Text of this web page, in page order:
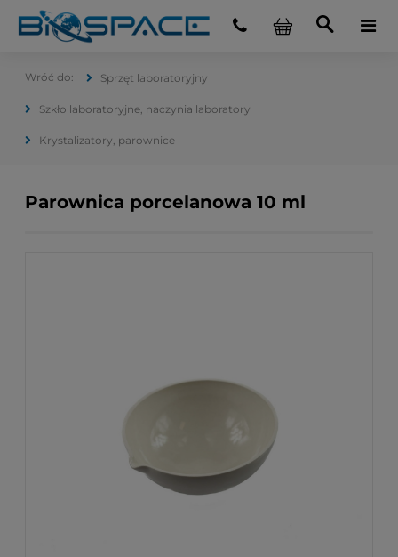
Sprzęt laboratoryjny
Szkło laboratoryjne, naczynia laboratory
Krystalizatory, parownice
Parownica porcelanowa 10 ml